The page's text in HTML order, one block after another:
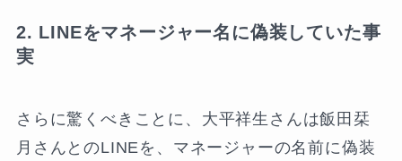
2. LINEをマネージャー名に偽装していた事
実
さらに驚くべきことに、大平祥生さんは飯田栞
月さんとのLINEを、マネージャーの名前に偽装